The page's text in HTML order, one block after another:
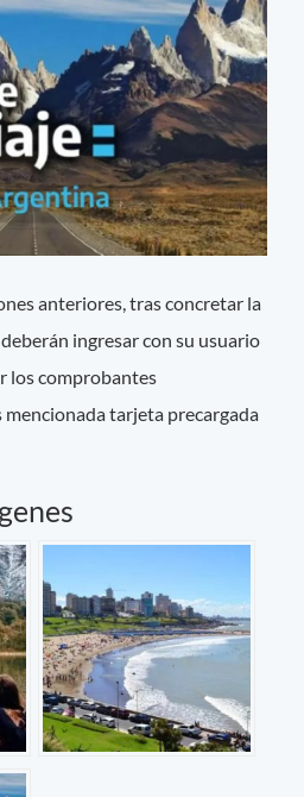
anteriores, tras concretar la
ingresar con su usuario
los comprobantes
tarjeta precargada